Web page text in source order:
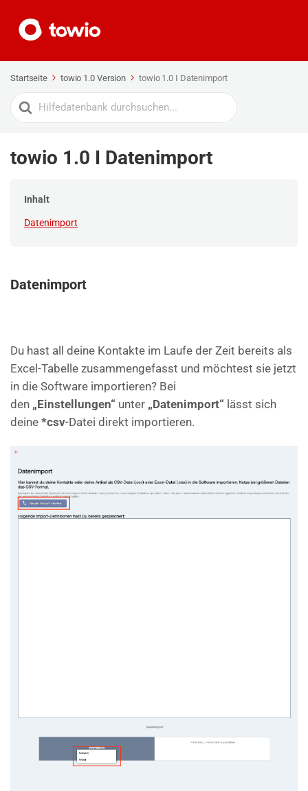
Startseite towio 1.0 Version towio 1.0 I Datenimport
Search
For
towio 1.0 I Datenimport
Inhalt
Datenimport
Datenimport
Du hast all deine Kontakte im Laufe der Zeit bereits als
Excel-Tabelle zusammengefasst und möchtest sie jetzt
in die Software importieren? Bei
den „Einstellungen“ unter „Datenimport“ lässt sich
deine *csv-Datei direkt importieren.